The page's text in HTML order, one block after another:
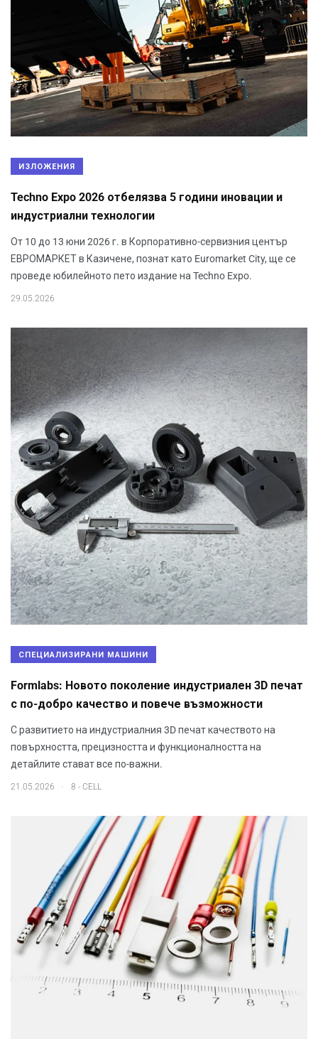
ИЗЛОЖЕНИЯ
Techno Expo 2026 отбелязва 5 години иновации и
индустриални технологии
От 10 до 13 юни 2026 г. в Корпоративно-сервизния център
ЕВРОМАРКЕТ в Казичене, познат като Euromarket City, ще се
проведе юбилейното пето издание на Techno Expo.
29.05.2026
СПЕЦИАЛИЗИРАНИ МАШИНИ
Formlabs: Новото поколение индустриален 3D печат
с по-добро качество и повече възможности
С развитието на индустриалния 3D печат качеството на
повърхността, прецизността и функционалността на
детайлите стават все по-важни.
21.05.2026 . 8 - CELL